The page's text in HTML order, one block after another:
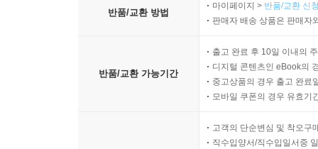
반품/교환 방법
마이페이지 > 반품/교환 신
판매자 배송 상품은 판매자
반품/교환 가능기간
출고 완료 후 10일 이내의
디지털 콘텐츠인 eBook의
중고상품의 경우 출고 완료
모바일 쿠폰의 경우 유효기
고객의 단순변심 및 착오구
직수입양서/직수입일서중